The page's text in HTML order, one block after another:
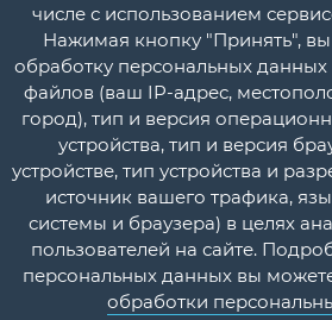
О НАС
НОВОСТИ
ДОКУМЕНТЫ
УЧЕТНАЯ
ПОЛИТИКА
КОНТАКТЫ
ВОПРОС-
ОТВЕТ
И
числе с использованием
Нажимая кнопку "Принять", вы
обработку персональных
файлов (ваш IP-адрес,
город), тип и версия
устройства, тип и версия
устройстве, тип устройства и
источник вашего трафика,
системы и браузера) в целях
пользователей на сайте.
персональных данных вы
обработки